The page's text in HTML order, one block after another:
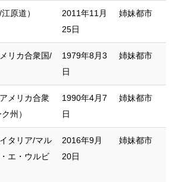
江原道）
2011年11月
25日
姉妹都市
メリカ合衆国/
1979年8月3
日
姉妹都市
メリカ合衆
州）
1990年4月7
日
姉妹都市
イタリア/マル
エ・ウルビ
2016年9月
20日
姉妹都市